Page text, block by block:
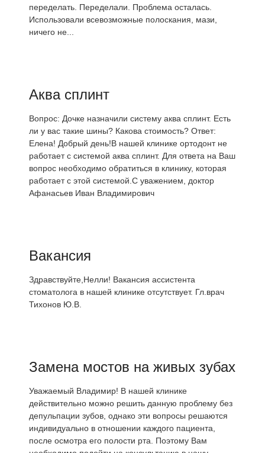
переделать. Переделали. Проблема осталась.
Использовали всевозможные полоскания, мази,
ничего не...
Аква сплинт
Вопрос: Дочке назначили систему аква сплинт. Есть
ли у вас такие шины? Какова стоимость? Ответ:
Елена! Добрый день!В нашей клинике ортодонт не
работает с системой аква сплинт. Для ответа на Ваш
вопрос необходимо обратиться в клинику, которая
работает с этой системой.С уважением, доктор
Афанасьев Иван Владимирович
Вакансия
Здравствуйте,Нелли! Вакансия ассистента
стоматолога в нашей клинике отсутствует. Гл.врач
Тихонов Ю.В.
Замена мостов на живых зубах
Уважаемый Владимир! В нашей клинике
действительно можно решить данную проблему без
депульпации зубов, однако эти вопросы решаются
индивидуально в отношении каждого пациента,
после осмотра его полости рта. Поэтому Вам